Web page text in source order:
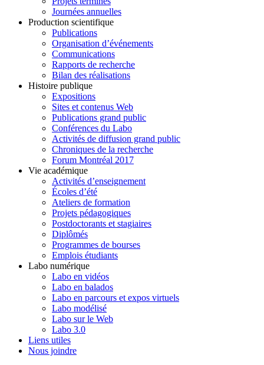
Journées annuelles
Production scientifique
Publications
Organisation d’événements
Communications
Rapports de recherche
Bilan des réalisations
Histoire publique
Expositions
Sites et contenus Web
Publications grand public
Conférences du Labo
Activités de diffusion grand public
Chroniques de la recherche
Forum Montréal 2017
Vie académique
Activités d’enseignement
Écoles d’été
Ateliers de formation
Projets pédagogiques
Postdoctorants et stagiaires
Diplômés
Programmes de bourses
Emplois étudiants
Labo numérique
Labo en vidéos
Labo en balados
Labo en parcours et expos virtuels
Labo modélisé
Labo sur le Web
Labo 3.0
Liens utiles
Nous joindre